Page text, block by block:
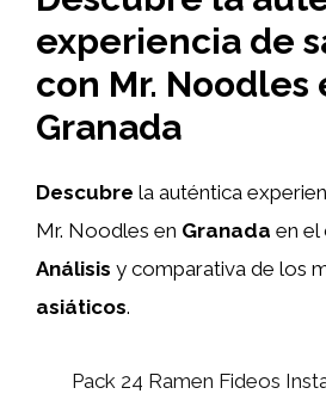
experiencia de
con Mr. Noodles
Granada
Descubre la auténtica
Mr. Noodles en Granada en
Análisis y comparativa de los
asiáticos.
Pack 24 Ramen Fideos